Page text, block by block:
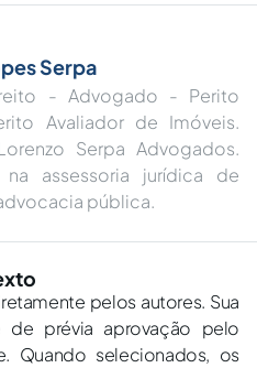
Serpa
- Advogado - Perito
Avaliador de Imóveis.
Serpa Advogados.
assessoria jurídica de
pública.
pelos autores. Sua
de prévia aprovação pelo
Quando selecionados, os